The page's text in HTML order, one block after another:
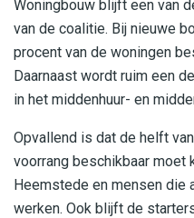
Woningbouw blijft een van
van de coalitie. Bij nieuwe
procent van de woningen
Daarnaast wordt ruim een
in het middenhuur- en
Opvallend is dat de helft
voorrang beschikbaar moet
Heemstede en mensen die
werken. Ook blijft de